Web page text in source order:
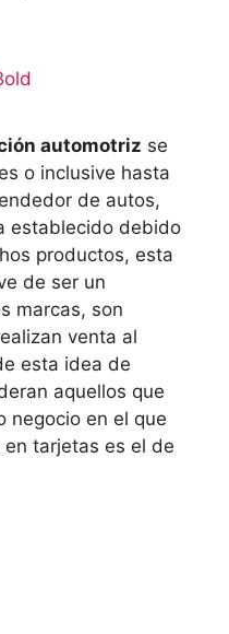
automotriz se
o inclusive hasta
de autos,
establecido debido
productos, esta
de ser un
marcas, son
venta al
esta idea de
aquellos que
negocio en el que
tarjetas es el de